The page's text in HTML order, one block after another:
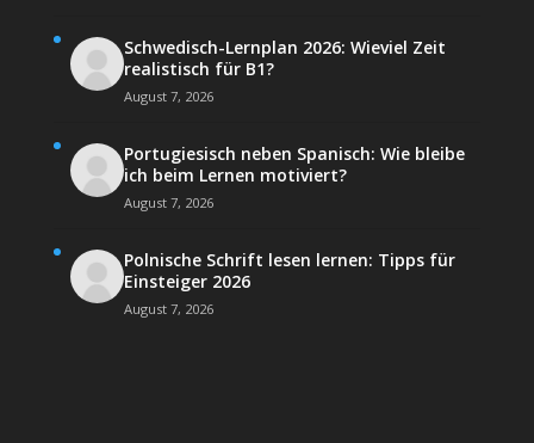
Schwedisch-Lernplan 2026: Wieviel Zeit
realistisch für B1?
August 7, 2026
Portugiesisch neben Spanisch: Wie bleibe
ich beim Lernen motiviert?
August 7, 2026
Polnische Schrift lesen lernen: Tipps für
Einsteiger 2026
August 7, 2026